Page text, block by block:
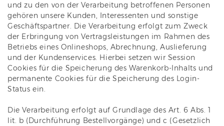
und zu den von der Verarbeitung betroffenen Personen
gehören unsere Kunden, Interessenten und sonstige
Geschäftspartner. Die Verarbeitung erfolgt zum Zweck
der Erbringung von Vertragsleistungen im Rahmen des
Betriebs eines Onlineshops, Abrechnung, Auslieferung
und der Kundenservices. Hierbei setzen wir Session
Cookies für die Speicherung des Warenkorb-Inhalts und
permanente Cookies für die Speicherung des Login-
Status ein.
Die Verarbeitung erfolgt auf Grundlage des Art. 6 Abs. 1
lit. b (Durchführung Bestellvorgänge) und c (Gesetzlich